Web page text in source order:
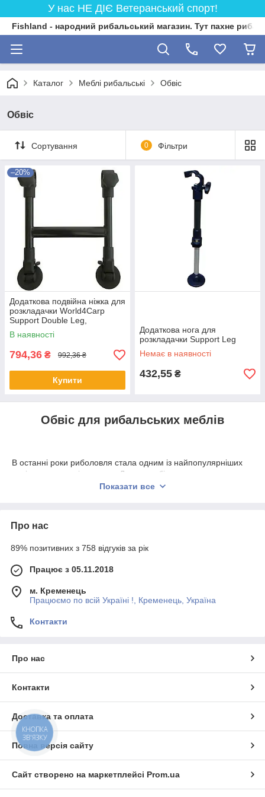
У нас НЕ ДІЄ Ветеранський спорт!
Fishland - народний рибальський магазин. Тут пахне
Каталог Меблі рибальські Обвіс
Обвіс
Сортування 0 Фільтри
–20%
Додаткова подвійна ніжка для
розкладачки World4Carp
Support Double Leg,
регульована висота 28–42 см
В наявності
794,36 ₴ 992,36 ₴
Купити
Додаткова нога для
розкладачки Support Leg
Немає в наявності
432,55 ₴
Обвіс для рибальських меблів
В останні роки риболовля стала одним із найпопулярніших
видів активного відпочинку. Люди все більше звертають увагу
не тільки на саму рибалку, але і на комфортне проведення
Відмінні риси обвісу для рибальських
меблів
Комфорт та зручність
Обвіс для рибальських меблів пропонує широкий спектр
можливостей для створення комфортної зони на березі
стільці, столики, гачкотримачі та підставки для вудок, рибалок
отримує можливість відпочивати та розслаблятися між
Показати все
Про нас
89% позитивних з 758 відгуків за рік
Працює з 05.11.2018
м. Кременець
Працюємо по всій Україні !, Кременець, Україна
Контакти
Про нас
Контакти
Доставка та оплата
Повна версія сайту
Сайт створено на маркетплейсі Prom.ua
КНОПКА
ЗВ'ЯЗКУ